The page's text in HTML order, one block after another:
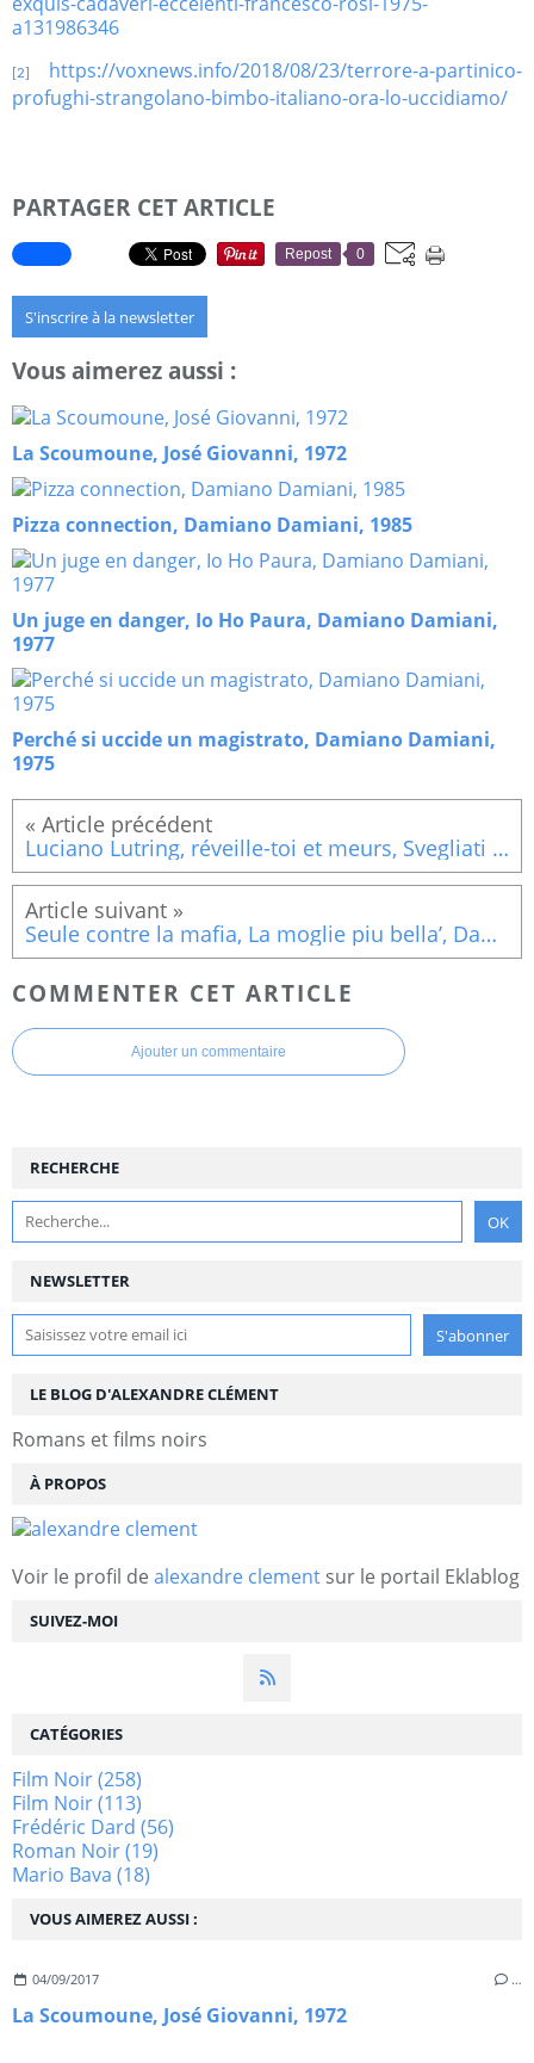
a131986346
[2]
https://voxnews.info/2018/08/23/terrore-a-partinico-
profughi-strangolano-bimbo-italiano-ora-lo-uccidiamo/
PARTAGER CET ARTICLE
Repost 0
S'inscrire à la newsletter
Vous aimerez aussi :
La Scoumoune, José Giovanni, 1972
Pizza connection, Damiano Damiani, 1985
Un juge en danger, Io Ho Paura, Damiano Damiani,
1977
Perché si uccide un magistrato, Damiano Damiani,
1975
Luciano Lutring, réveille-toi et meurs, Svegliati e uccidi, Carlo Lizzani, 1966
Seule contre la mafia, La moglie piu bella’, Damiano Damiani, 1970
COMMENTER CET ARTICLE
Ajouter un commentaire
NEWSLETTER
SUIVEZ-MOI
RECHERCHE
LE BLOG D'ALEXANDRE CLÉMENT
Romans et films noirs
À PROPOS
Voir le profil de alexandre clement sur le portail Eklablog
VOUS AIMEREZ AUSSI :
04/09/2017 …
La Scoumoune, José Giovanni, 1972
CATÉGORIES
Film Noir(258)
Film Noir(113)
Frédéric Dard (56)
Roman Noir(19)
Mario Bava (18)